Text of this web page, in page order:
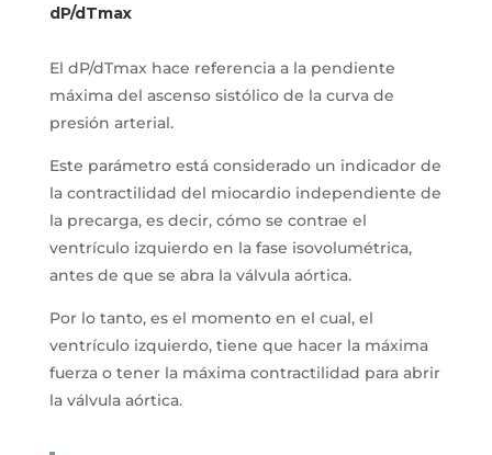
dP/dTmax
El dP/dTmax hace referencia a la pendiente
máxima del ascenso sistólico de la curva de
presión arterial.
Este parámetro está considerado un indicador de
la contractilidad del miocardio independiente de
la precarga, es decir, cómo se contrae el
ventrículo izquierdo en la fase isovolumétrica,
antes de que se abra la válvula aórtica.
Por lo tanto, es el momento en el cual, el
ventrículo izquierdo, tiene que hacer la máxima
fuerza o tener la máxima contractilidad para abrir
la válvula aórtica.